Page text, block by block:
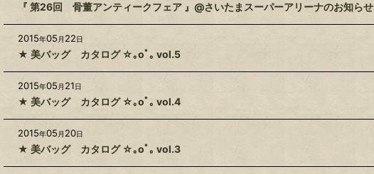
『 第26回 骨董アンティークフェア 』@さいたまスーパーアリーナのお知らせ
2015年05 月 22日
★ 美バッグ カタログ ☆｡oﾟ｡ vol.5
2015年05 月 21日
★ 美バッグ カタログ ☆｡oﾟ｡ vol.4
2015年05 月 20日
★ 美バッグ カタログ ☆｡oﾟ｡ vol.3